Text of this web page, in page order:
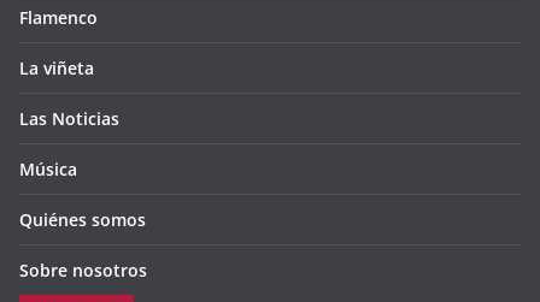
Flamenco
La viñeta
Las Noticias
Música
Quiénes somos
Sobre nosotros